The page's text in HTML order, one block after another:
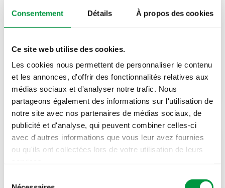
Consentement Détails À propos des cookies
Ce site web utilise des cookies.
Les cookies nous permettent de personnaliser le contenu
et les annonces, d'offrir des fonctionnalités relatives aux
médias sociaux et d'analyser notre trafic. Nous
partageons également des informations sur l'utilisation de
notre site avec nos partenaires de médias sociaux, de
publicité et d'analyse, qui peuvent combiner celles-ci
avec d'autres informations que vous leur avez fournies
ou qu'ils ont collectées lors de votre utilisation de leurs
Acte n°76
Shop Green en partenariat avec
SuperDrecksKëscht